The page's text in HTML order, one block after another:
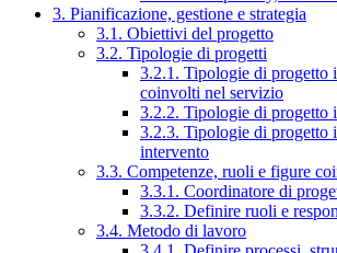
3. Pianificazione, gestione e strategia
3.1. Obiettivi del progetto
3.2. Tipologie di progetti
3.2.1. Tipologie di progetto
coinvolti nel servizio
3.2.2. Tipologie di progetto
3.2.3. Tipologie di progetto
intervento
3.3. Competenze, ruoli e figure
3.3.1. Coordinatore di
3.3.2. Definire ruoli e
3.4. Metodo di lavoro